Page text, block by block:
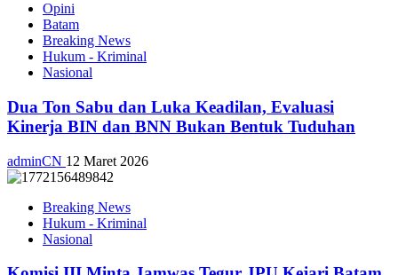
Opini
Batam
Breaking News
Hukum - Kriminal
Nasional
Dua Ton Sabu dan Luka Keadilan, Evaluasi
Kinerja BIN dan BNN Bukan Bentuk Tuduhan
adminCN 12 Maret 2026
Breaking News
Hukum - Kriminal
Nasional